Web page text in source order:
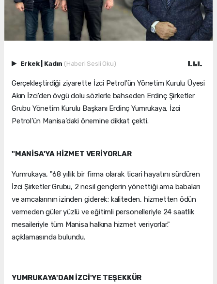
Erkek Kadın (Haberi Sesli Oku)
Gerçekleştirdiği ziyarette İzci Petrol'ün Yönetim Kurulu Üyesi
Akın İzci'den övgü dolu sözlerle bahseden Erdinç Şirketler
Grubu Yönetim Kurulu Başkanı Erdinç Yumrukaya, İzci
Petrol’ün Manisa’daki önemine dikkat çekti.
"MANİSA'YA HİZMET VERİYORLAR
Yumrukaya, "68 yıllık bir firma olarak ticari hayatını sürdüren
İzci Şirketler Grubu, 2 nesil gençlerin yönettiği ama babaları
ve amcalarının izinden giderek; kaliteden, hizmetten ödün
vermeden güler yüzlü ve eğitimli personelleriyle 24 saatlik
mesaileriyle tüm Manisa halkına hizmet veriyorlar."
açıklamasında bulundu.
YUMRUKAYA'DAN İZCİ'YE TEŞEKKÜR